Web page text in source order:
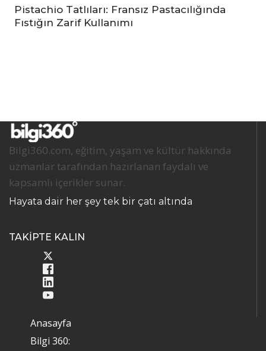
Pistachio Tatlıları: Fransız Pastacılığında
Fıstığın Zarif Kullanımı
Bilgi360.com, eğitim, yaşam ve kültür hakkında
uzmanlar tarafından hazırlanan faydalı ve
kapsamlı içerikler sunar.
Hayata dair her şey tek bir çatı altında
TAKİPTE KALIN
Anasayfa
Bilgi 360: